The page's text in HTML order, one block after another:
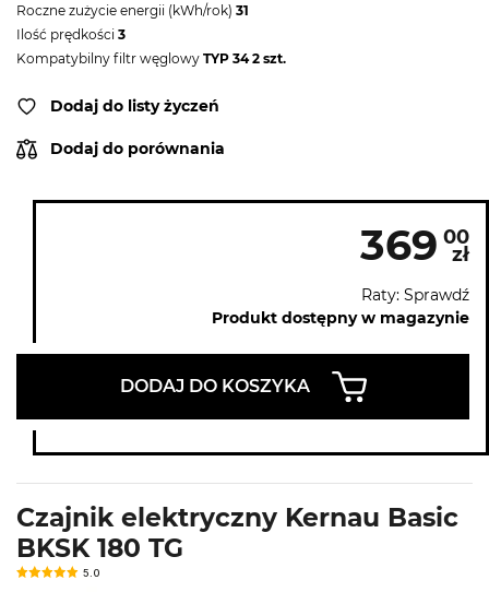
Roczne zużycie energii (kWh/rok) 31
Ilość prędkości 3
Kompatybilny filtr węglowy TYP 34 2 szt.
Dodaj do listy życzeń
Dodaj do porównania
369 00
zł
Raty: Sprawdź
Produkt dostępny w magazynie
DODAJ DO KOSZYKA
Czajnik elektryczny Kernau Basic
BKSK 180 TG
5.0